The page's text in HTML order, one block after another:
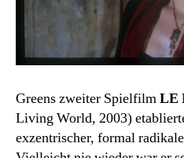
Greens zweiter SpielfilmLE
Living World, 2003)
exzentrischer, formal